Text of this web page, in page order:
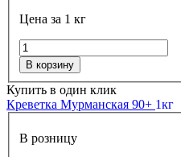
Цена за 1 кг
В корзину
Купить в один клик
Креветка Мурманская 90+ 1кг
В розницу